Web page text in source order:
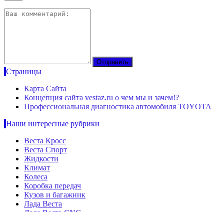
Страницы
Карта Сайта
Концепция сайта vestaz.ru о чем мы и зачем!?
Профессиональная диагностика автомобиля TOYOTA
Наши интересные рубрики
Веста Кросс
Веста Спорт
Жидкости
Климат
Колеса
Коробка передач
Кузов и багажник
Лада Веста